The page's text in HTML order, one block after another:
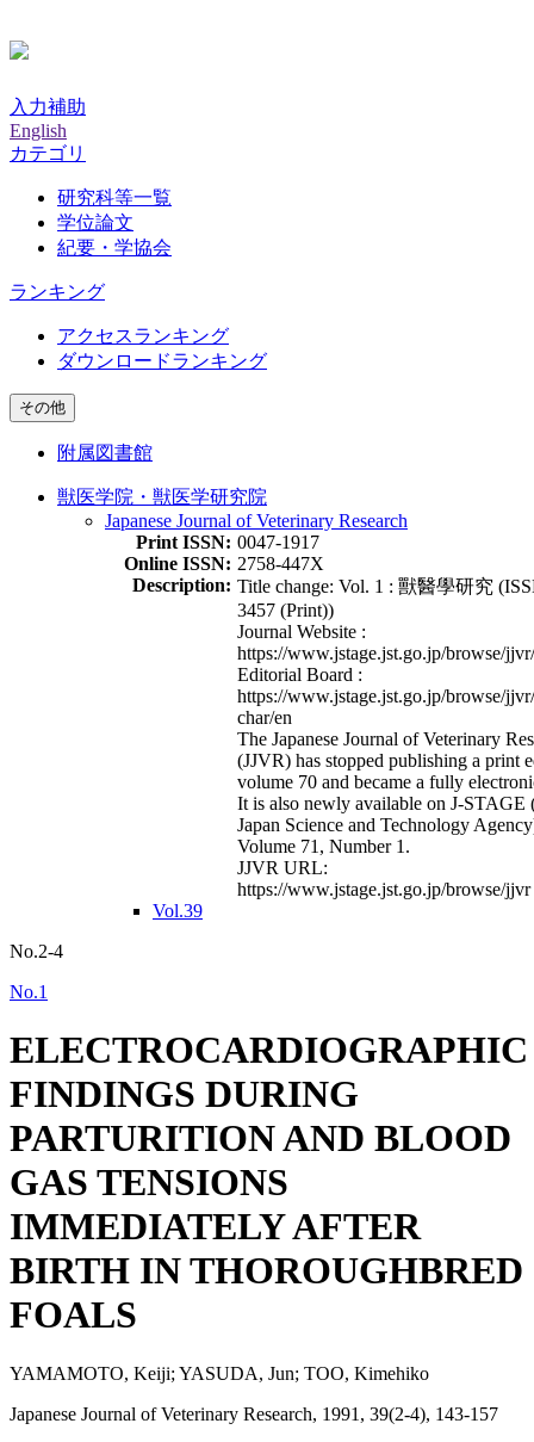
入力補助
English
カテゴリ
研究科等一覧
学位論文
紀要・学協会
ランキング
アクセスランキング
ダウンロードランキング
その他
附属図書館
獣医学院・獣医学研究院
Japanese Journal of Veterinary Research
Print ISSN: 0047-1917
Online ISSN: 2758-447X
Description: Title change: Vol. 1 : 獸醫學研究
3457 (Print))
Journal Website :
https://www.jstage.jst.go.jp/browse/
Editorial Board :
https://www.jstage.jst.go.jp/browse/
char/en
The Japanese Journal of Veterinary
(JJVR) has stopped publishing a print
volume 70 and became a fully
It is also newly available on J-STAGE
Japan Science and Technology
Volume 71, Number 1.
JJVR URL:
https://www.jstage.jst.go.jp/browse/jjvr
Vol.39
No.2-4
No.1
ELECTROCARDIOGRAPHIC
FINDINGS DURING
PARTURITION AND BLOOD
GAS TENSIONS
IMMEDIATELY AFTER
BIRTH IN THOROUGHBRED
FOALS
YAMAMOTO, Keiji; YASUDA, Jun; TOO, Kimehiko
Japanese Journal of Veterinary Research, 1991, 39(2-4), 143-157